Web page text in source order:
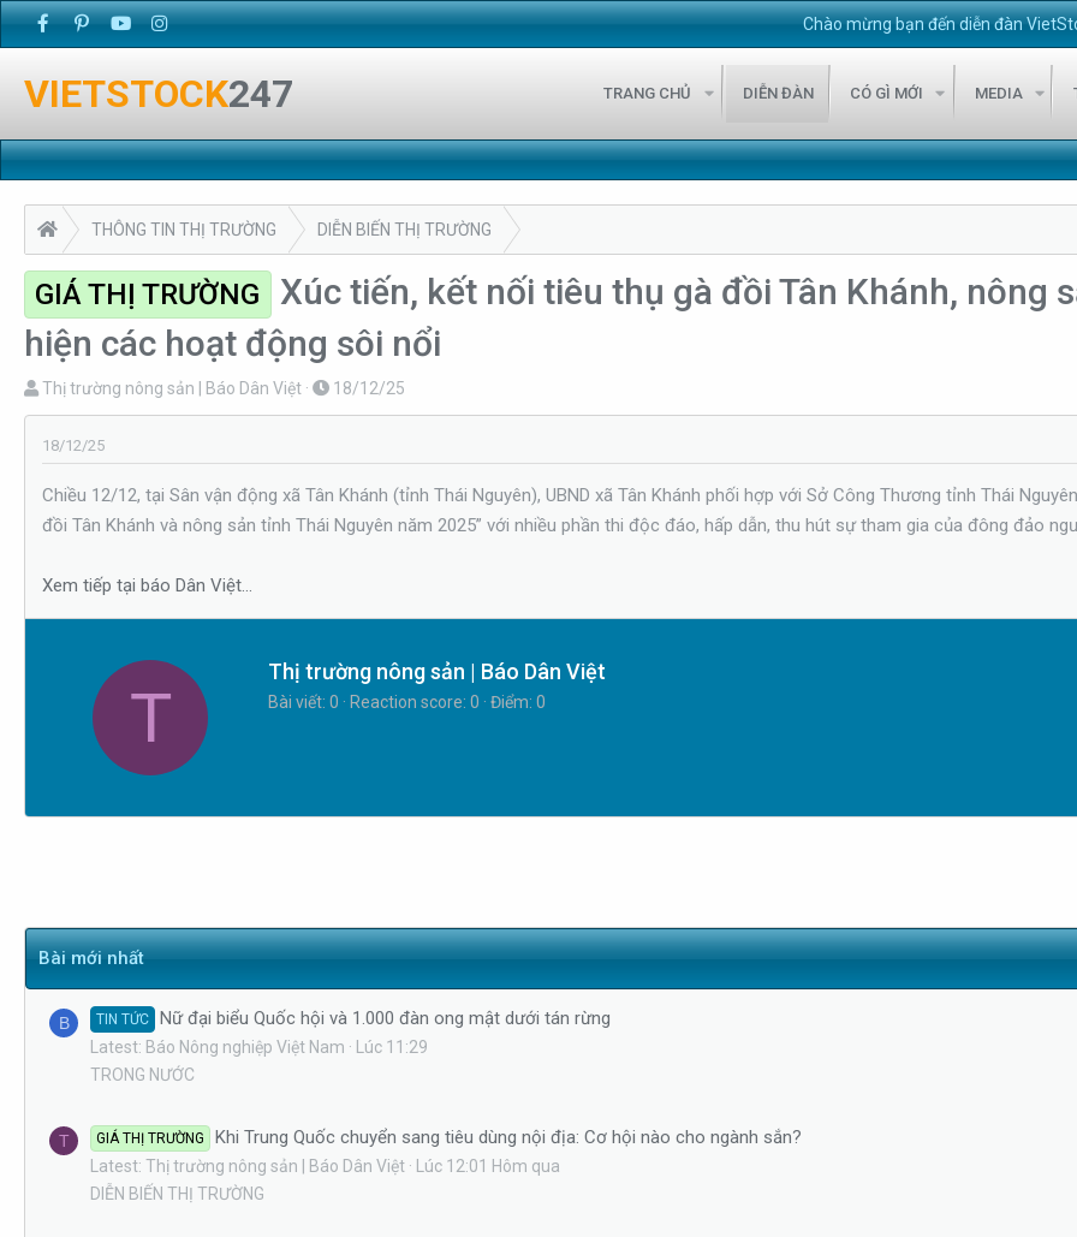
Chào mừng bạn đến diễn đàn VietStock247!
VIETSTOCK247 TRANG CHỦ DIỄN ĐÀN CÓ GÌ MỚI MEDIA
THÔNG TIN THỊ TRƯỜNG DIỄN BIẾN THỊ TRƯỜNG
GIÁ THỊ TRƯỜNG
Xúc tiến, kết nối tiêu thụ gà đồi Tân Khánh, nông
hiện các hoạt động sôi nổi
T
h
r
e
a
d
t
Thị trường nông sản | Báo Dân Việt
N
g
y
g
ử
18/12/25
18/12/25
Chiều 12/12, tại Sân vận động xã Tân Khánh (tỉnh Thái Nguyên), UBND xã Tân Khánh phối hợp với Sở Công Thương tỉnh Thái
đồi Tân Khánh và nông sản tỉnh Thái Nguyên năm 2025” với nhiều phần thi độc đáo, hấp dẫn, thu hút sự tham gia của đông đảo
Xem tiếp tại báo Dân Việt...
T
W
r
Thị trường nông sản | Báo Dân Việt
Bài viết 0 Reaction score 0 Điểm 0
Bài mới nhất
B TIN TỨC Nữ đại biểu Quốc hội và 1.000 đàn ong mật dưới tán rừng
Latest: Báo Nông nghiệp Việt Nam
Lúc 11:29
TRONG NƯỚC
T GIÁ THỊ TRƯỜNG Khi Trung Quốc chuyển sang tiêu dùng nội địa: Cơ hội nào cho ngành sắn?
Latest: Thị trường nông sản | Báo Dân Việt
Lúc 12:01 Hôm qua
DIỄN BIẾN THỊ TRƯỜNG